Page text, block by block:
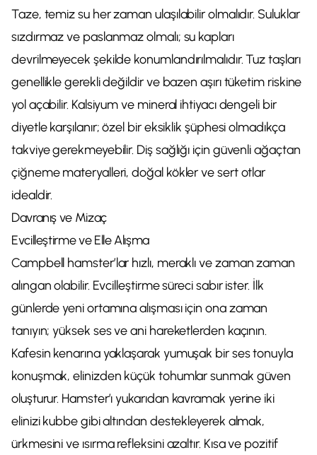
Taze, temiz su her zaman ulaşılabilir olmalıdır. Suluklar
sızdırmaz ve paslanmaz olmalı; su kapları
devrilmeyecek şekilde konumlandırılmalıdır. Tuz taşları
genellikle gerekli değildir ve bazen aşırı tüketim riskine
yol açabilir. Kalsiyum ve mineral ihtiyacı dengeli bir
diyetle karşılanır; özel bir eksiklik şüphesi olmadıkça
takviye gerekmeyebilir. Diş sağlığı için güvenli ağaçtan
çiğneme materyalleri, doğal kökler ve sert otlar
idealdir.
Davranış ve Mizaç
Evcilleştirme ve Elle Alışma
Campbell hamster’lar hızlı, meraklı ve zaman zaman
alıngan olabilir. Evcilleştirme süreci sabır ister. İlk
günlerde yeni ortamına alışması için ona zaman
tanıyın; yüksek ses ve ani hareketlerden kaçının.
Kafesin kenarına yaklaşarak yumuşak bir ses tonuyla
konuşmak, elinizden küçük tohumlar sunmak güven
oluşturur. Hamster’ı yukarıdan kavramak yerine iki
elinizi kubbe gibi altından destekleyerek almak,
ürkmesini ve ısırma refleksini azaltır. Kısa ve pozitif